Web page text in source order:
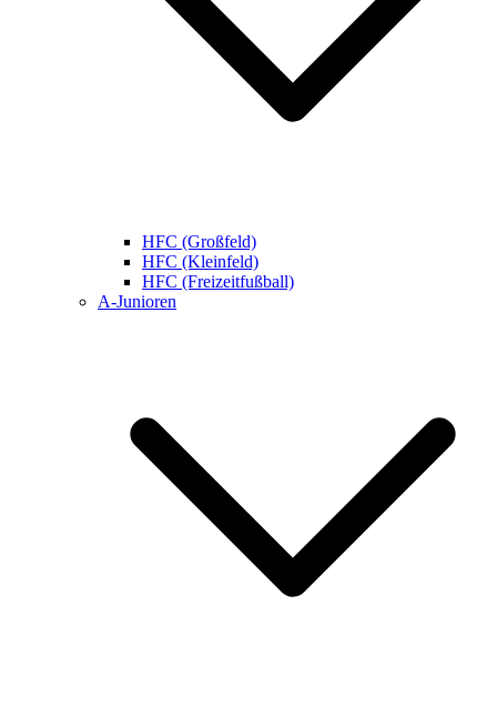
HFC (Großfeld)
HFC (Kleinfeld)
HFC (Freizeitfußball)
A-Junioren